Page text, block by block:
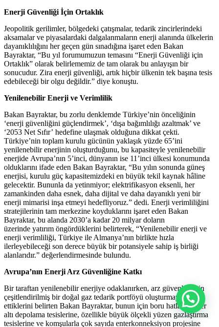
Enerji Güvenliği İçin Ortaklık
Jeopolitik gerilimler, bölgedeki çatışmalar, tedarik zincirlerindeki
aksamalar ve piyasalardaki dalgalanmaların enerji alanında ülkelerin
dayanıklılığını her geçen gün sınadığına işaret eden Bakan
Bayraktar, “Bu yıl forumumuzun temasını “Enerji Güvenliği için
Ortaklık” olarak belirlememiz de tam olarak bu anlayışın bir
sonucudur. Zira enerji güvenliği, artık hiçbir ülkenin tek başına tesis
edebileceği bir olgu değildir.” diye konuştu.
Yenilenebilir Enerji ve Verimlilik
Bakan Bayraktar, bu zorlu denklemde Türkiye’nin önceliğinin
‘enerji güvenliğini güçlendirmek’, ‘dışa bağımlılığı azaltmak’ ve
‘2053 Net Sıfır’ hedefine ulaşmak olduğuna dikkat çekti.
Türkiye’nin toplam kurulu gücünün yaklaşık yüzde 65’ini
yenilenebilir enerjinin oluşturduğunu, bu kapasiteyle yenilenebilir
enerjide Avrupa’nın 5’inci, dünyanın ise 11’inci ülkesi konumunda
olduklarını ifade eden Bakan Bayraktar, “Bu yılın sonunda güneş
enerjisi, kurulu güç kapasitemizdeki en büyük tekil kaynak hâline
gelecektir. Bununla da yetinmiyor; elektrifikasyon eksenli, her
zamankinden daha esnek, daha dijital ve daha dayanıklı yeni bir
enerji mimarisi inşa etmeyi hedefliyoruz.” dedi. Enerji verimliliğini
stratejilerinin tam merkezine koyduklarını işaret eden Bakan
Bayraktar, bu alanda 2030’a kadar 20 milyar doların
üzerinde yatırım öngördüklerini belirterek, “Yenilenebilir enerji ve
enerji verimliliği, Türkiye ile Almanya’nın birlikte hızla
ilerleyebileceği son derece büyük bir potansiyele sahip iş birliği
alanlarıdır.” değerlendirmesinde bulundu.
Avrupa’nın Enerji Arz Güvenliğine Katkı
Bir taraftan yenilenebilir enerjiye odaklanırken, arz güvenliği için
çeşitlendirilmiş bir doğal gaz tedarik portföyü oluşturmaya gayret
ettiklerini belirten Bakan Bayraktar, bunun için boru hatlarına, yer
altı depolama tesislerine, özellikle büyük ölçekli yüzen gazlaştırma
tesislerine ve komşularla çok sayıda enterkonneksiyon projesine